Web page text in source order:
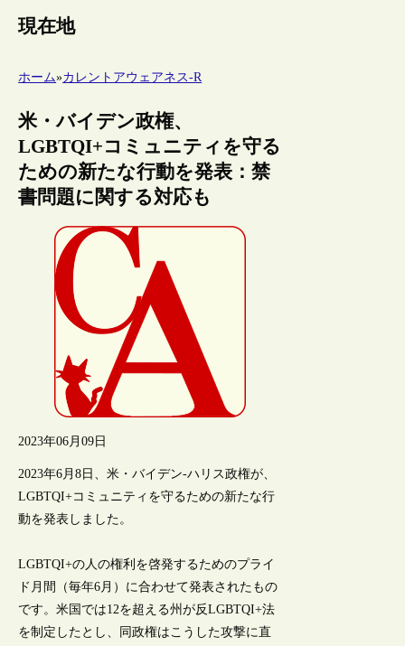
現在地
ホーム»カレントアウェアネス-R
米・バイデン政権、
LGBTQI+コミュニティを守る
ための新たな行動を発表：禁
書問題に関する対応も
2023年06月09日
2023年6月8日、米・バイデン-ハリス政権が、
LGBTQI+コミュニティを守るための新たな行
動を発表しました。
LGBTQI+の人の権利を啓発するためのプライ
ド月間（毎年6月）に合わせて発表されたもの
です。米国では12を超える州が反LGBTQI+法
を制定したとし、同政権はこうした攻撃に直